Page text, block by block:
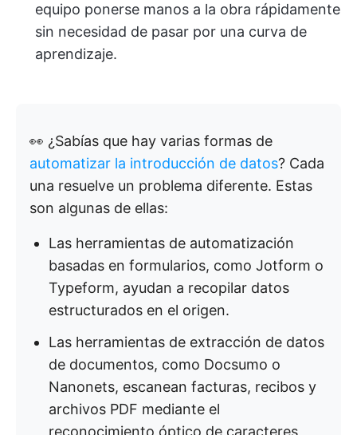
equipo ponerse manos a la obra rápidamente
sin necesidad de pasar por una curva de
aprendizaje.
👀 ¿Sabías que hay varias formas de
automatizar la introducción de datos? Cada
una resuelve un problema diferente. Estas
son algunas de ellas:
Las herramientas de automatización
basadas en formularios, como Jotform o
Typeform, ayudan a recopilar datos
estructurados en el origen.
Las herramientas de extracción de datos
de documentos, como Docsumo o
Nanonets, escanean facturas, recibos y
archivos PDF mediante el
reconocimiento óptico de caracteres